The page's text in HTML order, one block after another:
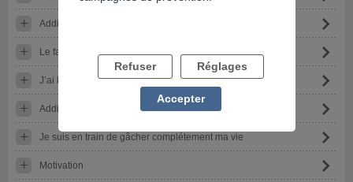
Addict au trading je n’en peu plus et je souhaite en sortir
Le facture est tombée
J’ai besoin d’aide
Addiction jeune de 26 ans
Je suis en train de gâcher complétement ma vie
Motivation
Refuser Réglages
Accepter